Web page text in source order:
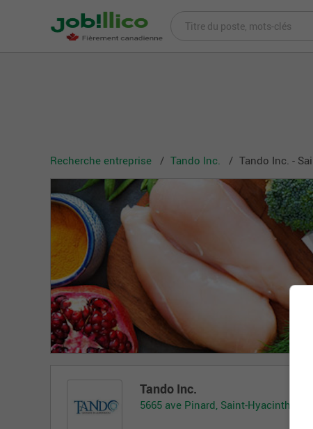
Recherche entreprise Tando Inc. Tando Inc. -
Tando Inc.
5665 ave Pinard, Saint-Hyacinthe ,